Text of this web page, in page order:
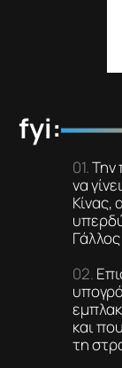
fyi:
Την
να
Κίνας,
και
τη